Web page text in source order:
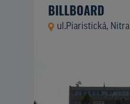
BILLBOARD
ul.Piaristická, Nitra